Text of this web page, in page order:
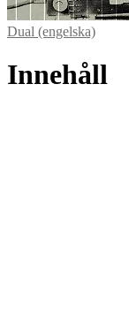
Dual (engelska)
Innehåll